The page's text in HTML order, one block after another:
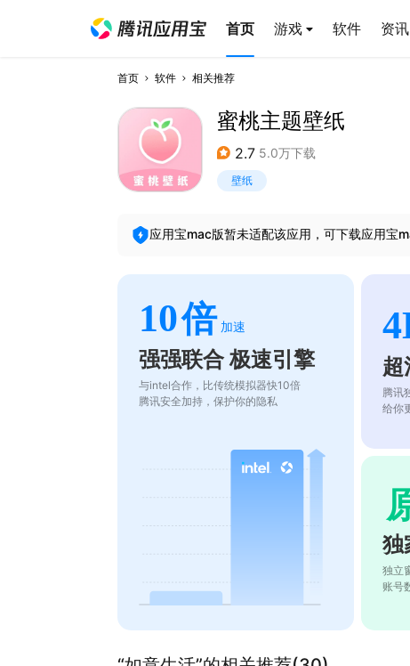
首页 游戏 软件 资讯
首页 软件 相关推荐
蜜桃主题壁纸
2.7 5.0万下载
壁纸
应用宝mac版暂未适配该应用，可下载应用宝
10倍 加速
强强联合 极速引擎
与intel合作，比传统模拟器快10倍
腾讯安全加持，保护你的隐私
超
腾讯
给你
独
独立
账号